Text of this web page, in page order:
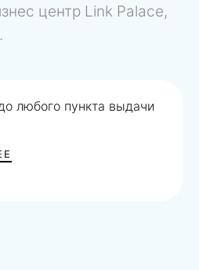
центр Link Palace,
любого пункта выдачи